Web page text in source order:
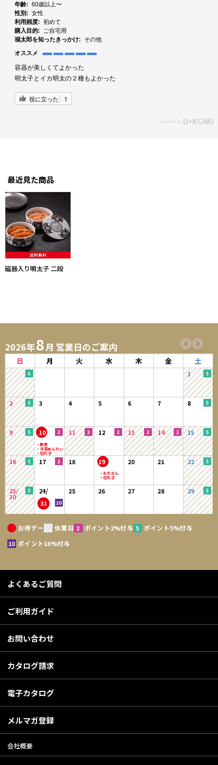
年齢: 60歳以上〜
性別: 女性
利用頻度: 初めて
購入目的:
ご自宅用
福太郎を知ったきっかけ:
その他
オススメ
容器が美しくてよかった
明太子とイカ明太の２種もよかった
役に立った 1
最近見た商品
磁器入り明太子 二段
2026年8月 営業日のご案内
日 月 火 水 木 金 土
1
2 3 4 5 6 7 8
9 10 11 12 13 14 15
16 17 18 19 20 21 22
23/
30
24/
31
25 26 27 28 29
お得デー 休業日 ポイント2%付与
ポイント5%付与
ポイント10%付与
よくあるご質問
ご利用ガイド
お問い合わせ
カタログ請求
電子カタログ
メルマガ登録
会社概要